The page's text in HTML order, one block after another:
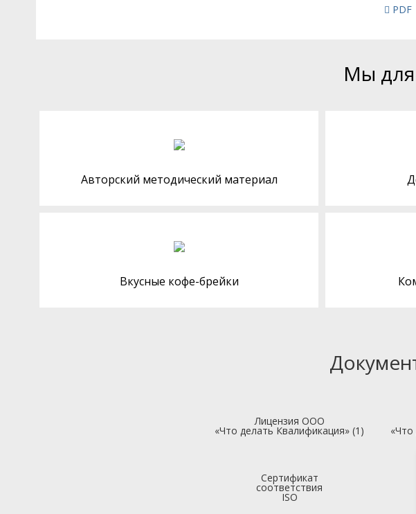
PDF
Мы для
Авторский методический материал
Вкусные кофе-брейки
Лицензия ООО
«Что делать Квалификация» (1) «Что
Сертификат
соответствия
ISO